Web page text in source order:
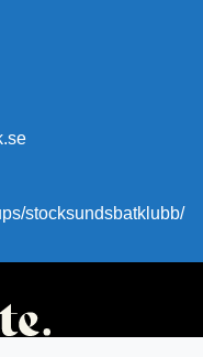
stocksundsbatklubb/